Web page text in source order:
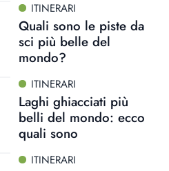
ITINERARI
Quali sono le piste da
sci più belle del
mondo?
ITINERARI
Laghi ghiacciati più
belli del mondo: ecco
quali sono
ITINERARI